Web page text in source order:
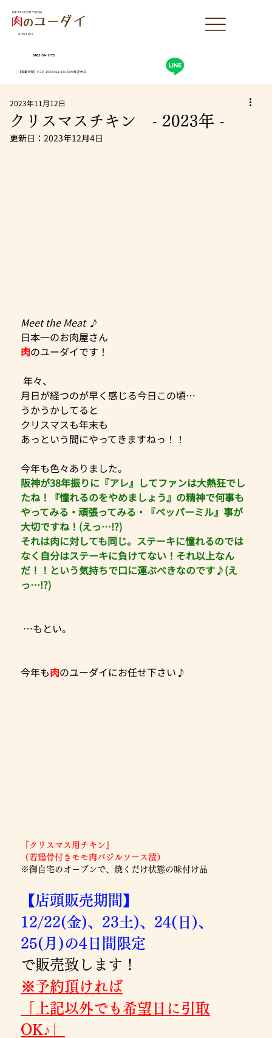
0463-54-1173
【営業時間】9:30-19:30(sun18:30)木曜定休日
MEAT SHOP YUDAI
since1977
クリスマスチキン - 2023年 -
2023年11月12日
更新日：2023年12月4日
Meet the Meat ♪
日本一のお肉屋さん
肉のユーダイです！
年々、
月日が経つのが早く感じる今日この頃…
うかうかしてると
クリスマスも年末も
あっという間にやってきますねっ！！
今年も色々ありました。
阪神が38年振りに『アレ』してファンは大熱狂でし
たね！『憧れるのをやめましょう』の精神で何事も
やってみる・頑張ってみる・『ペッパーミル』事が
大切ですね！(えっ…!?)
それは肉に対しても同じ。ステーキに憧れるのでは
なく自分はステーキに負けてない！それ以上なん
だ！！という気持ちで口に運ぶべきなのです♪(え
っ…!?)
…もとい。
今年も肉のユーダイにお任せ下さい♪
『クリスマス用チキン』
（若鶏骨付きモモ肉バジルソース漬）
※御自宅のオーブンで、焼くだけ状態の味付け品
【店頭販売期間】
12/22(金)、23土)、24(日)、
25(月)の4日間限定
で販売致します！
※予約頂ければ
「上記以外でも希望日に引取
OK♪」